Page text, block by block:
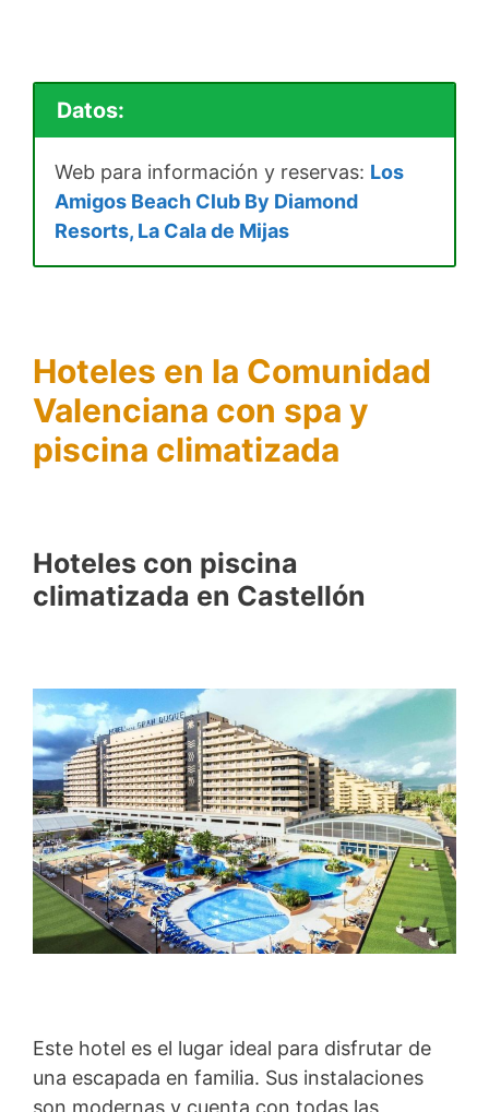
Datos:
Web para información y reservas: Los
Amigos Beach Club By Diamond
Resorts, La Cala de Mijas
Hoteles en la Comunidad
Valenciana con spa y
piscina climatizada
Hoteles con piscina
climatizada en Castellón
Este hotel es el lugar ideal para disfrutar de
una escapada en familia. Sus instalaciones